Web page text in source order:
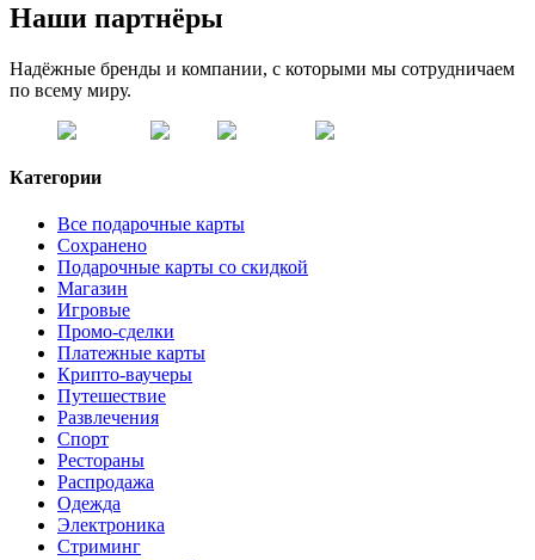
Наши партнёры
Надёжные бренды и компании, с которыми мы сотрудничаем
по всему миру.
Категории
Все подарочные карты
Сохранено
Подарочные карты со скидкой
Магазин
Игровые
Промо-сделки
Платежные карты
Крипто-ваучеры
Путешествие
Развлечения
Спорт
Рестораны
Распродажа
Одежда
Электроника
Стриминг